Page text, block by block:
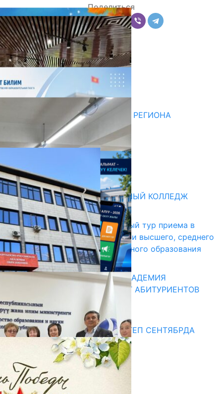
Поделиться
Комментарии
Последние новости
НЕДЕЛЯ В ОБЗОРЕ
07.08.2026
ДЛЯ МЕТОДИСТОВ ЮЖНОГО РЕГИОНА
НАЧАЛОСЬ ОБУЧЕНИЕ
05.08.2026
31.07.2026
Абитуриент
БИШКЕКСКИЙ УНИВЕРСАЛЬНЫЙ КОЛЛЕДЖ
17.07.2026
В Кыргызстане начался первый тур приема в
образовательные организации высшего, среднего
и начального профессионального образования
13.07.2026
КЫРГЫЗКО-РОССИЙСКАЯ АКАДЕМИЯ
ОБРАЗОВАНИЯ ПРИГЛАШАЕТ АБИТУРИЕНТОВ
10.07.2026
Медиа
СУЗАКТА 750 ОРУНДУУ МЕКТЕП СЕНТЯБРДА
ПАЙДАЛАНУУГА БЕРИЛЕТ
07.08.2025
Улуу Жеңиштин жандуу сөзү
29.04.2025